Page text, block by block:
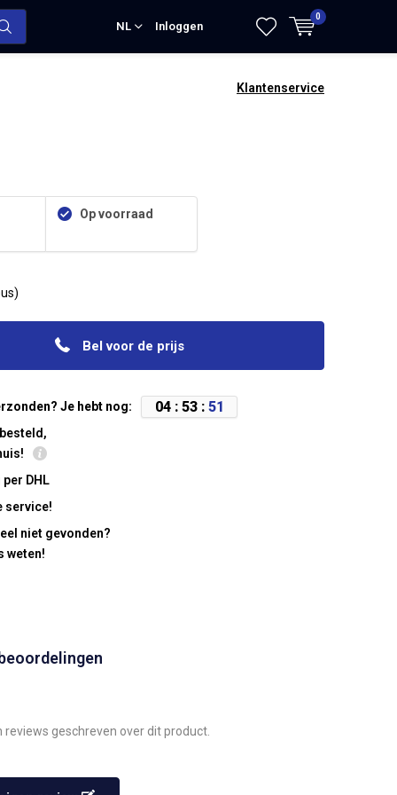
NL Inloggen
0
Klantenservice
Op voorraad
Bel voor de prijs
Je hebt nog: 04: 53: 50
DHL
service!
niet gevonden?
weten!
reviews geschreven over dit product.